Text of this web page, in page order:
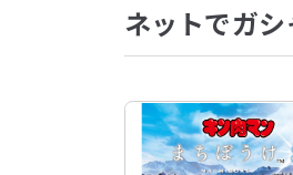
ネットでガ